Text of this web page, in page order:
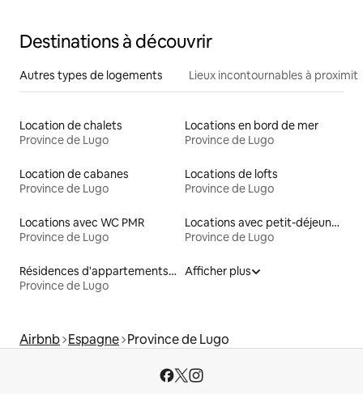
Destinations à découvrir
Autres types de logements Lieux incontournables à
Location de chalets
Province de Lugo
Locations en bord de mer
Province de Lugo
Location de cabanes
Province de Lugo
Locations de lofts
Province de Lugo
Locations avec WC PMR
Province de Lugo
Locations avec petit-déjeuner
Province de Lugo
Résidences d'appartements en location
Province de Lugo
Afficher plus
Airbnb Espagne Province de Lugo